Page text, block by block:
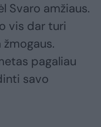
Svaro amžiaus.
vis dar turi
pagaliau
savo